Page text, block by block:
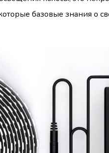
базовые знания о